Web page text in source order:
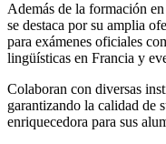
Además de la formación
se destaca por su amplia
para exámenes oficiales
lingüísticas en Francia y
Colaboran con diversas
garantizando la calidad de
enriquecedora para sus